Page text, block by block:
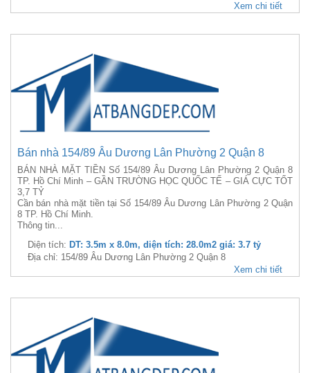
Xem chi tiết
Bán nhà 154/89 Âu Dương Lân Phường 2 Quận 8
BÁN NHÀ MẶT TIỀN Số 154/89 Âu Dương Lân Phường 2 Quận 8
TP. Hồ Chí Minh – GẦN TRƯỜNG HỌC QUỐC TẾ – GIÁ CỰC TỐT
3,7 TỶ
Cần bán nhà mặt tiền tại Số 154/89 Âu Dương Lân Phường 2 Quận
8 TP. Hồ Chí Minh.
Thông tin...
Diện tích: DT: 3.5m x 8.0m, diện tích: 28.0m2 giá: 3.7 tỷ
Địa chỉ: 154/89 Âu Dương Lân Phường 2 Quận 8
Xem chi tiết